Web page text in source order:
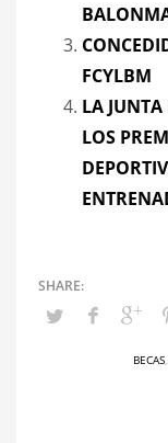
FCYLBM
LA
LOS
BECAS